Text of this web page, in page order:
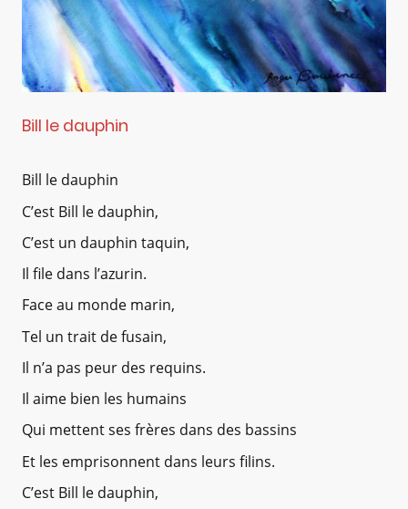
Bill le dauphin
Bill le dauphin
C’est Bill le dauphin,
C’est un dauphin taquin,
Il file dans l’azurin.
Face au monde marin,
Tel un trait de fusain,
Il n’a pas peur des requins.
Il aime bien les humains
Qui mettent ses frères dans des bassins
Et les emprisonnent dans leurs filins.
C’est Bill le dauphin,